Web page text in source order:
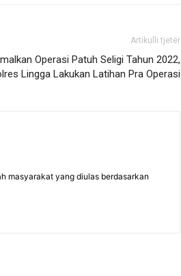
Artikulli tjetër
Operasi Patuh Seligi Tahun 2022,
Lingga Lakukan Latihan Pra Operasi
masyarakat yang diulas berdasarkan